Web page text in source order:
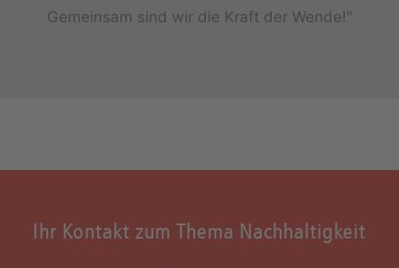
Gemeinsam sind wir die Kraft der Wende!"
Ihr Kontakt zum Thema Nachhaltigkeit